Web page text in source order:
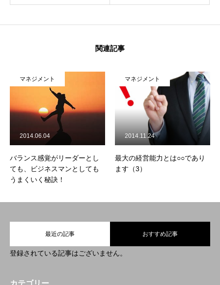
関連記事
マネジメント
バランス感覚がリーダーとし
ても、ビジネスマンとしても
うまくいく秘訣！
2014.06.04
マネジメント
最大の経営能力とは○○であり
ます（3）
2014.11.24
最近の記事 おすすめ記事
登録されている記事はございません。
カテゴリー